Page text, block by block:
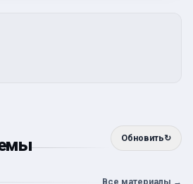
Обновить↻
Все материалы →